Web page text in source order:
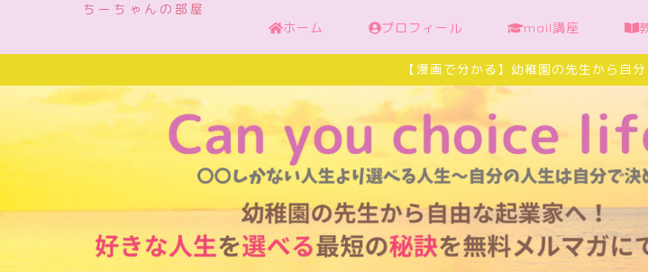
ちーちゃんの部屋
ホーム プロフィール mail講座
【漫画で分かる】幼稚園の先生から自